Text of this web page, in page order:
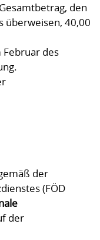
den
überweisen, 40,00
des
der
(FÖD
der